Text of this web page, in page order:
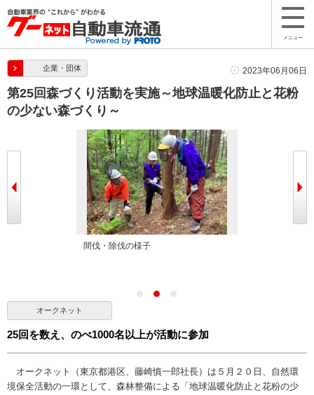
メニュー
企業・団体 2023年06月06日
第25回森づくり活動を実施～地球温暖化防止と花粉
の少ない森づくり～
間伐・除伐の様子
オークネット
25回を数え、のべ1000名以上が活動に参加
オークネット（東京都港区、藤崎慎一郎社長）は５月２０日、自然環
境保全活動の一環として、森林整備による「地球温暖化防止と花粉の少